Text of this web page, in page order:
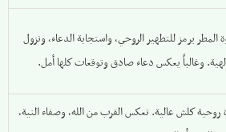
يرمز للتطهير الروحي، واستجابة الدعاء، ونزول
وغالباً يعكس دعاء صادق وتوقعات كلها أمل.
روحية كلش عالية. تعكس القرب من الله، وصفاء النية،